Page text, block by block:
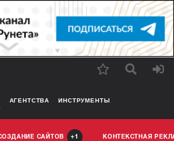
АГЕНТСТВА ИНСТРУМЕНТЫ
САЙТОВ 1 КОНТЕКСТНАЯ